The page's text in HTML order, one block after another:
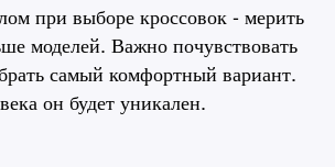
при выборе кроссовок - мерить
моделей. Важно почувствовать
самый комфортный вариант.
он будет уникален.